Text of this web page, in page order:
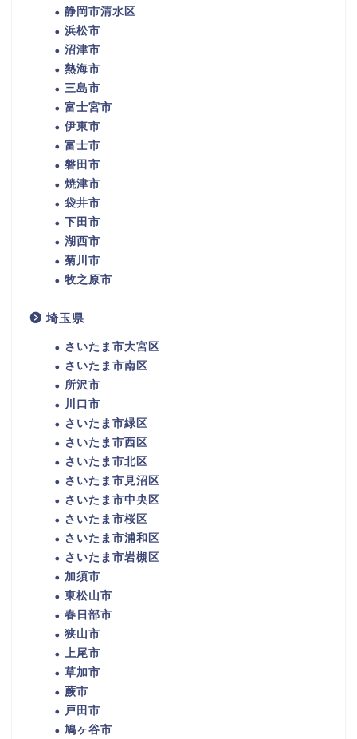
静岡市清水区
浜松市
沼津市
熱海市
三島市
富士宮市
伊東市
富士市
磐田市
焼津市
袋井市
下田市
湖西市
菊川市
牧之原市
埼玉県
さいたま市大宮区
さいたま市南区
所沢市
川口市
さいたま市緑区
さいたま市西区
さいたま市北区
さいたま市見沼区
さいたま市中央区
さいたま市桜区
さいたま市浦和区
さいたま市岩槻区
加須市
東松山市
春日部市
狭山市
上尾市
草加市
蕨市
戸田市
鳩ヶ谷市